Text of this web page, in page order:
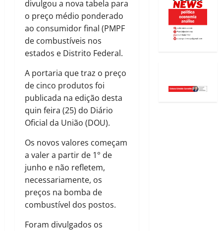
divulgou a nova tabela para
o preço médio ponderado
ao consumidor final (PMPF
de combustíveis nos
estados e Distrito Federal.
A portaria que traz o preço
de cinco produtos foi
publicada na edição desta
quin feira (25) do Diário
Oficial da União (DOU).
Os novos valores começam
a valer a partir de 1° de
junho e não refletem,
necessariamente, os
preços na bomba de
combustível dos postos.
Foram divulgados os